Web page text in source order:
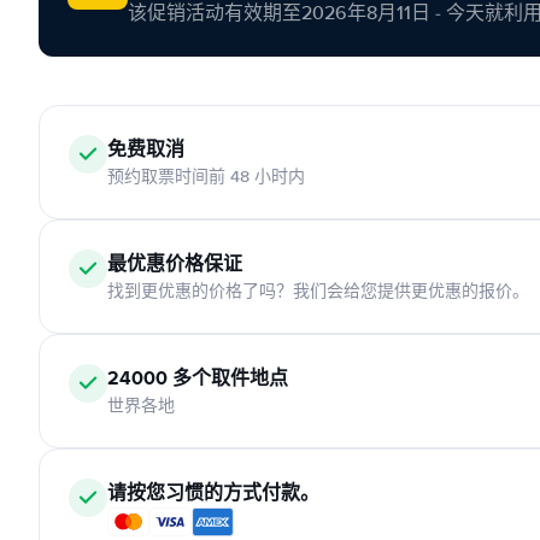
该促销活动有效期至2026年8月11日 - 今天就利用
免费取消
预约取票时间前 48 小时内
最优惠价格保证
找到更优惠的价格了吗？我们会给您提供更优惠的报价。
24000 多个取件地点
世界各地
请按您习惯的方式付款。